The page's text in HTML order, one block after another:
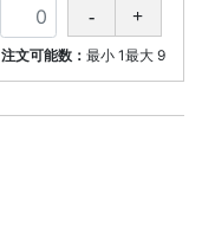
注文可能数：最小 1最大 9